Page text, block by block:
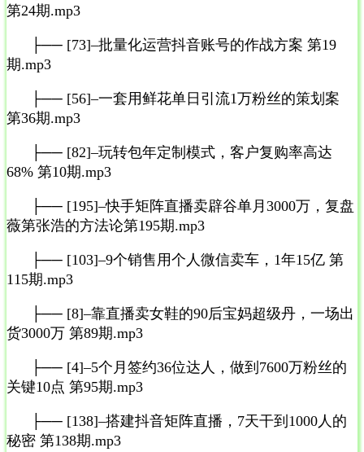
第24期.mp3
├── [73]–批量化运营抖音账号的作战方案 第19
期.mp3
├── [56]–一套用鲜花单日引流1万粉丝的策划案
第36期.mp3
├── [82]–玩转包年定制模式，客户复购率高达
68% 第10期.mp3
├── [195]–快手矩阵直播卖辟谷单月3000万，复盘
薇第张浩的方法论第195期.mp3
├── [103]–9个销售用个人微信卖车，1年15亿 第
115期.mp3
├── [8]–靠直播卖女鞋的90后宝妈超级丹，一场出
货3000万 第89期.mp3
├── [4]–5个月签约36位达人，做到7600万粉丝的
关键10点 第95期.mp3
├── [138]–搭建抖音矩阵直播，7天干到1000人的
秘密 第138期.mp3